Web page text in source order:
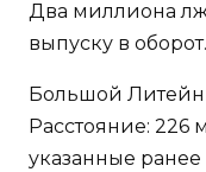
Два миллиона
выпуску в оборот.
Большой
Расстояние: 226
указанные